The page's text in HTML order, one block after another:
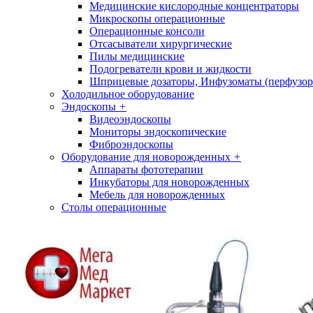
Медицинские кислородные концентраторы
Микроскопы операционные
Операционные консоли
Отсасыватели хирургические
Пилы медицинские
Подогреватели крови и жидкости
Шприцевые дозаторы, Инфузоматы
Холодильное оборудование
Эндоскопы +
Видеоэндоскопы
Мониторы эндоскопические
Фиброэндоскопы
Оборудование для новорожденных +
Аппараты фототерапии
Инкубаторы для новорожденных
Мебель для новорожденных
Столы операционные